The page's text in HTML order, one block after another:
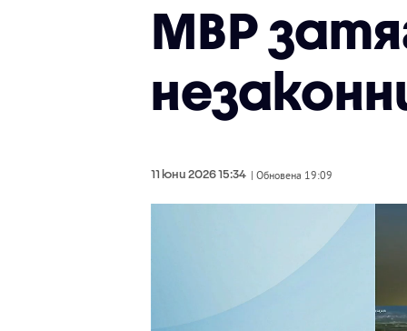
МВР
11 юни 2026 15:34 | Обновена 19:09